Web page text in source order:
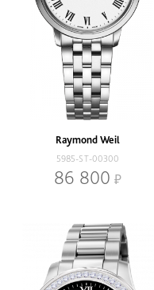
Raymond Weil
5985-ST-00300
86 800